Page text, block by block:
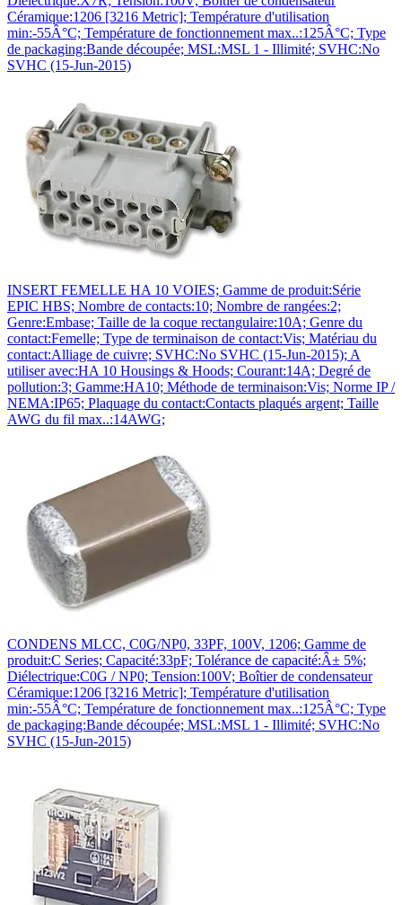
Céramique:1206 [3216 Metric]; Température d'utilisation
min:-55Â°C; Température de fonctionnement max..:125Â°C; Type
de packaging:Bande découpée; MSL:MSL 1 - Illimité; SVHC:No
SVHC (15-Jun-2015)
INSERT FEMELLE HA 10 VOIES; Gamme de produit:Série
EPIC HBS; Nombre de contacts:10; Nombre de rangées:2;
Genre:Embase; Taille de la coque rectangulaire:10A; Genre du
contact:Femelle; Type de terminaison de contact:Vis; Matériau du
contact:Alliage de cuivre; SVHC:No SVHC (15-Jun-2015); A
utiliser avec:HA 10 Housings & Hoods; Courant:14A; Degré de
pollution:3; Gamme:HA10; Méthode de terminaison:Vis; Norme IP /
NEMA:IP65; Plaquage du contact:Contacts plaqués argent; Taille
AWG du fil max..:14AWG;
CONDENS MLCC, C0G/NP0, 33PF, 100V, 1206; Gamme de
produit:C Series; Capacité:33pF; Tolérance de capacité:Â± 5%;
Diélectrique:C0G / NP0; Tension:100V; Boîtier de condensateur
Céramique:1206 [3216 Metric]; Température d'utilisation
min:-55Â°C; Température de fonctionnement max..:125Â°C; Type
de packaging:Bande découpée; MSL:MSL 1 - Illimité; SVHC:No
SVHC (15-Jun-2015)